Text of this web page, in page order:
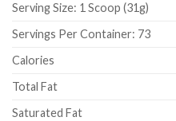
Serving Size: 1 Scoop (31g)
Servings Per Container: 73
Calories
Total Fat
Saturated Fat